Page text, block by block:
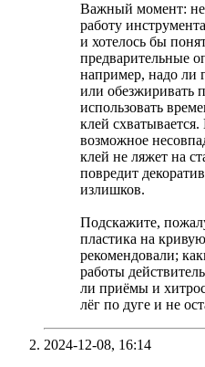
Важный момент: не
работу
и хотелось бы
предварительные
например, надо ли
или обезжиривать
использовать
клей
возможное
клей не ляжет на
повредит
излишков.
Подскажите,
пластика на
рекомендовали;
работы
ли приёмы и
лёг по дуге и не
2024-12-08, 16:14